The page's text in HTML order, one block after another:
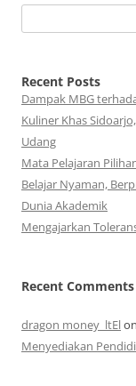
Recent Posts
Dampak MBG
Kuliner Khas
Udang
Mata Pelajaran
Belajar Nyaman,
Dunia Akademik
Mengajarkan
Recent Comments
dragon money_ltElon
Menyediakan